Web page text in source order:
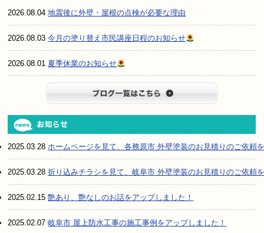
2026.08.04地震後に外壁・屋根の点検が必要な理由
2026.08.03今月の塗り替え市民講座日程のお知らせ
2026.08.01 夏季休業のお知らせ
2025.03.28 ホームページを見て、各務原市 外壁塗装のお見積りのご依頼
2025.03.28折り込みチラシを見て、岐阜市 外壁塗装のお見積りのご依頼
2025.02.15艶あり、艶なしのお話をアップしました！
2025.02.07岐阜市 屋上防水工事の施工事例をアップしました！